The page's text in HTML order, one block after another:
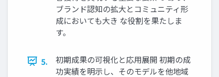
ブランド認知の拡大とコミュニティ形
成においても大き な役割を果たしま
す。
5.
初期成果の可視化と応用展開 初期の成
功実績を明示し、そのモデルを他地域